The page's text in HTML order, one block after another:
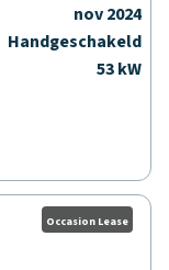
nov 2024
Handgeschakeld
53 kW
Occasion Lease